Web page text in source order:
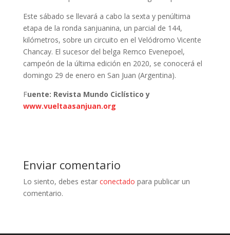
Este sábado se llevará a cabo la sexta y penúltima
etapa de la ronda sanjuanina, un parcial de 144,
kilómetros, sobre un circuito en el Velódromo Vicente
Chancay. El sucesor del belga Remco Evenepoel,
campeón de la última edición en 2020, se conocerá el
domingo 29 de enero en San Juan (Argentina).
Fuente: Revista Mundo Ciclístico y
www.vueltaasanjuan.org
Enviar comentario
Lo siento, debes estar conectado para publicar un
comentario.